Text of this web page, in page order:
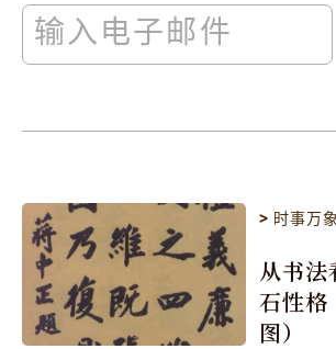
> 时事万象
从书法
石性格
图）